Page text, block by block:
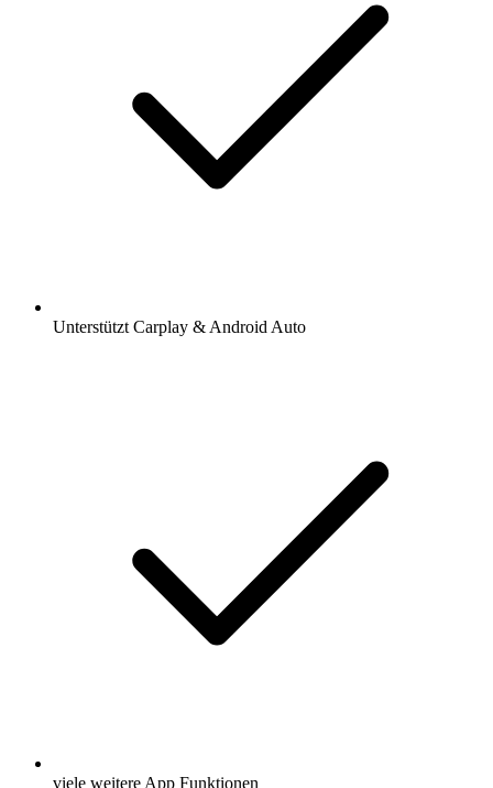
Unterstützt Carplay & Android Auto
viele weitere App Funktionen